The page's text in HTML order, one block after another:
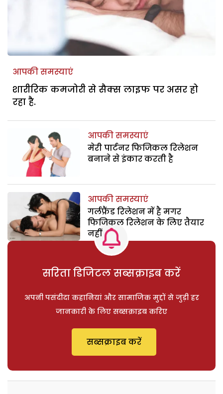
आपकी समस्याएं
शारीरिक कमजोरी से सैक्स लाइफ पर असर हो
रहा है.
आपकी समस्याएं
मेरी पार्टनर फिजिकल रिलेशन
बनाने से इंकार करती है
आपकी समस्याएं
गर्लफ्रैंड रिलेशन में है मगर
फिजिकल रिलेशन के लिए तैयार
नहीं
सरिता डिजिटल सब्सक्राइब करें
अपनी पसंदीदा कहानियां और सामाजिक मुद्दों से जुड़ी हर
जानकारी के लिए सब्सक्राइब करिए
सब्सक्राइब करें